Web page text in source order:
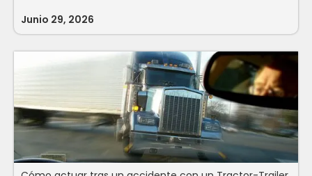
Junio 29, 2026